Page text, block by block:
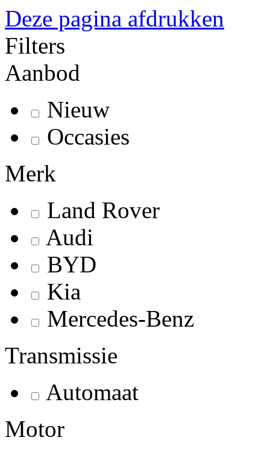
Deze pagina afdrukken
Filters
Aanbod
Nieuw
Occasies
Merk
Land Rover
Audi
BYD
Kia
Mercedes-Benz
Transmissie
Automaat
Motor